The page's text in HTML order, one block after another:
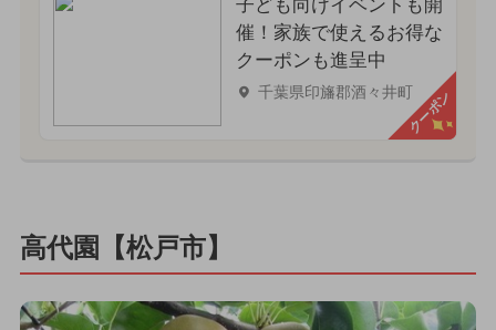
子ども向けイベントも開
催！家族で使えるお得な
クーポンも進呈中
千葉県印旛郡酒々井町クーポン
高代園【松戸市】